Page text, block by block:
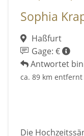
Sophia
Haßfurt
Gage: €
Antwortet
ca. 89 km entfernt
Die